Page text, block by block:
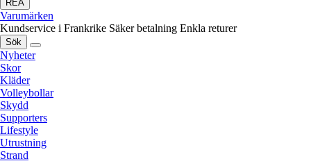
REA
Varumärken
Kundservice i Frankrike Säker betalning Enkla returer
Sök
Nyheter
Skor
Kläder
Volleybollar
Skydd
Supporters
Lifestyle
Utrustning
Strand